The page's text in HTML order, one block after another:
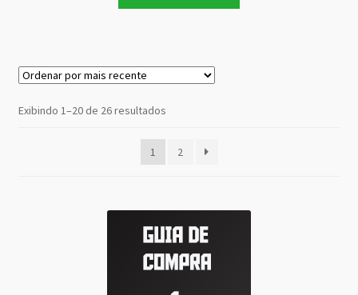
Exibindo 1–20 de 26 resultadosClassificado
recente
1 2